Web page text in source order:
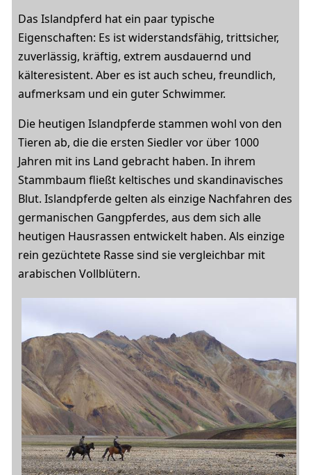
Das Islandpferd hat ein paar typische
Eigenschaften: Es ist widerstandsfähig, trittsicher,
zuverlässig, kräftig, extrem ausdauernd und
kälteresistent. Aber es ist auch scheu, freundlich,
aufmerksam und ein guter Schwimmer.
Die heutigen Islandpferde stammen wohl von den
Tieren ab, die die ersten Siedler vor über 1000
Jahren mit ins Land gebracht haben. In ihrem
Stammbaum fließt keltisches und skandinavisches
Blut. Islandpferde gelten als einzige Nachfahren des
germanischen Gangpferdes, aus dem sich alle
heutigen Hausrassen entwickelt haben. Als einzige
rein gezüchtete Rasse sind sie vergleichbar mit
arabischen Vollblütern.